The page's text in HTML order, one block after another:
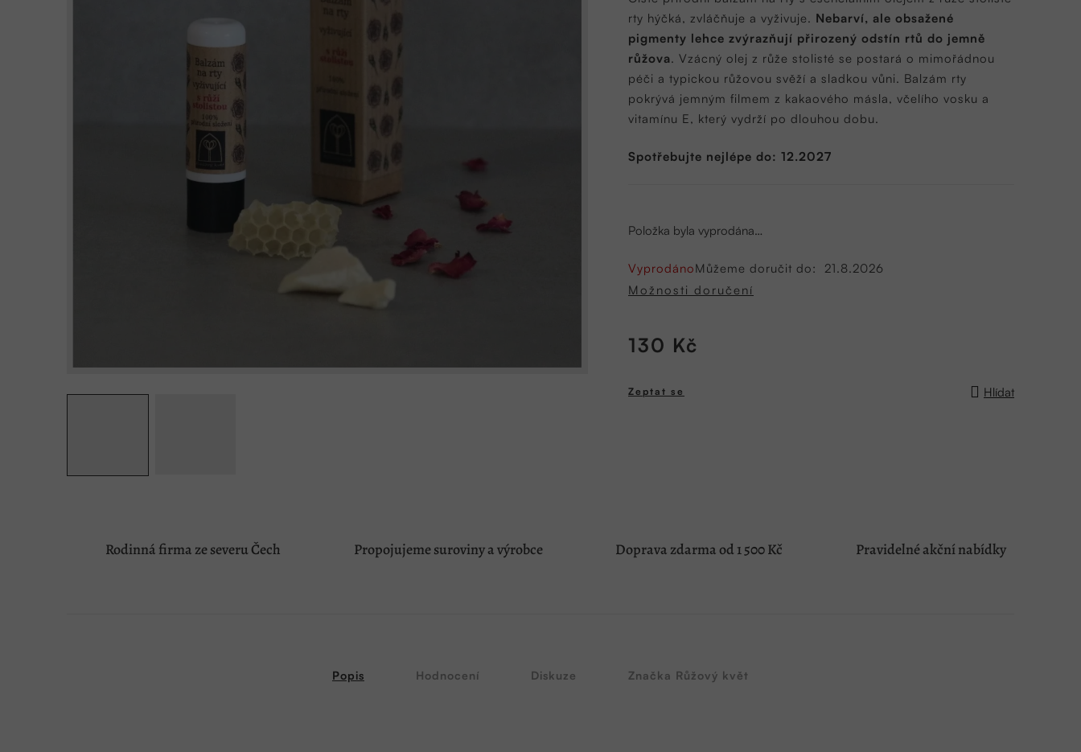
5
rty hýčká, zvláčňuje a vyživuje. Nebarví, ale obsažené
pigmenty lehce zvýrazňují přirozený odstín rtů do jemně
růžova. Vzácný olej z růže stolisté se postará o mimořádnou
péči a typickou růžovou svěží a sladkou vůni. Balzám rty
pokrývá jemným filmem z kakaového másla, včelího vosku a
vitamínu E, který vydrží po dlouhou dobu.
Spotřebujte nejlépe do: 12.2027
Položka byla vyprodána…
VyprodánoMůžeme doručit do:
21.8.2026
Možnosti doručení
130 Kč
cena:
Zeptat se Hlídat
Rodinná firma ze severu Čech Propojujeme suroviny a výrobce Doprava zdarma od 1 500 Kč Pravidelné akční nabídky
Popis Hodnocení Diskuze Značka Růžový květ